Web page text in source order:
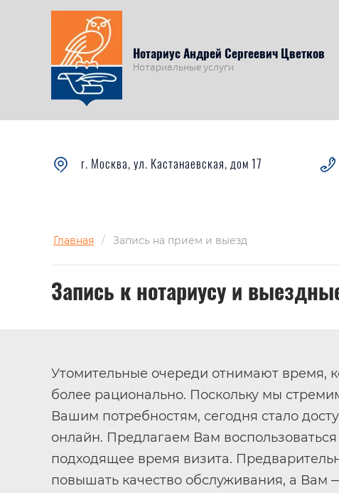
Нотариус Андрей Сергеевич Цветков
Нотариальные услуги
г. Москва, ул. Кастанаевская, дом 17
Главная / Запись на прием и выезд
Запись к нотариусу и
Утомительные очереди отнимают время,
более рационально. Поскольку мы
Вашим потребностям, сегодня стало
онлайн. Предлагаем Вам
подходящее время визита.
повышать качество обслуживания, а Вам